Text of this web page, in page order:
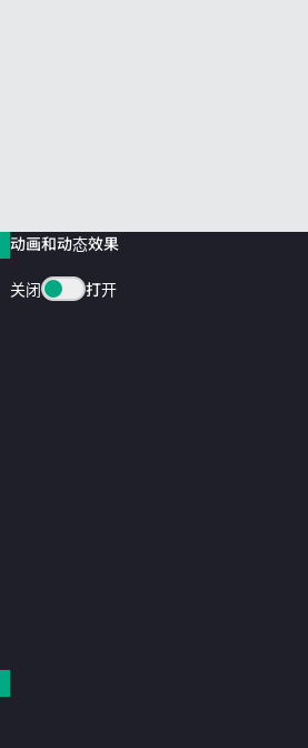
动画和动态效果
关闭 打开